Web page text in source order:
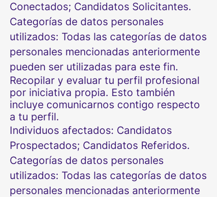
Conectados; Candidatos Solicitantes.
Categorías de datos personales
utilizados: Todas las categorías de datos
personales mencionadas anteriormente
pueden ser utilizadas para este fin.
Recopilar y evaluar tu perfil profesional
por iniciativa propia. Esto también
incluye comunicarnos contigo respecto
a tu perfil.
Individuos afectados: Candidatos
Prospectados; Candidatos Referidos.
Categorías de datos personales
utilizados: Todas las categorías de datos
personales mencionadas anteriormente